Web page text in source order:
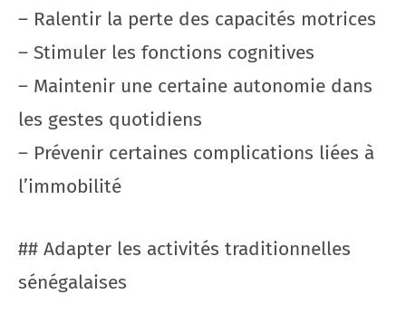
– Ralentir la perte des capacités motrices
– Stimuler les fonctions cognitives
– Maintenir une certaine autonomie dans
les gestes quotidiens
– Prévenir certaines complications liées à
l’immobilité
## Adapter les activités traditionnelles
sénégalaises